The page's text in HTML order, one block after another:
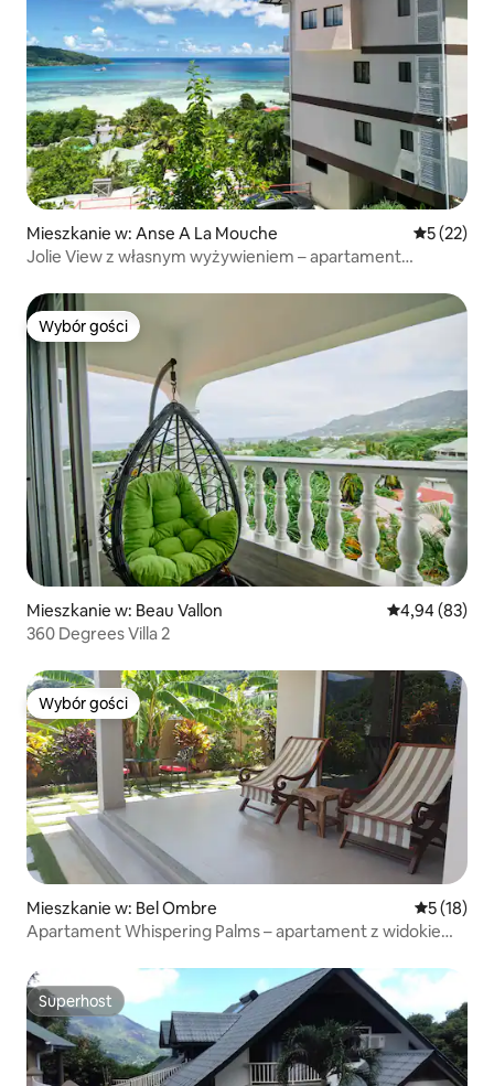
Mieszkanie w: Anse A La Mouche Średnia
5 (22)
Jolie View z własnym wyżywieniem – apartament
Wybór gości
Wybór gości
Mieszkanie w: Beau Vallon Średnia
4,94 (83)
360 Degrees Villa 2
Wybór gości
Wybór gości
Mieszkanie w: Bel Ombre Średnia
5 (18)
Apartament Whispering Palms – apartament z widokiem
Superhost
Superhost